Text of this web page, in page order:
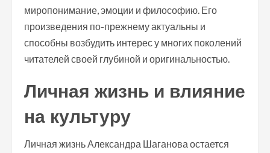
миропонимание, эмоции и философию. Его
произведения по-прежнему актуальны и
способны возбудить интерес у многих поколений
читателей своей глубиной и оригинальностью.
Личная жизнь и влияние
на культуру
Личная жизнь Александра Шаганова остается